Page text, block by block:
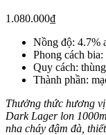
1.080.000₫
Nồng độ: 4.7%
Phong cách
Quy cách:
Thành phần:
Thưởng thức hương
Dark Lager lon
nha cháy đậm đà,